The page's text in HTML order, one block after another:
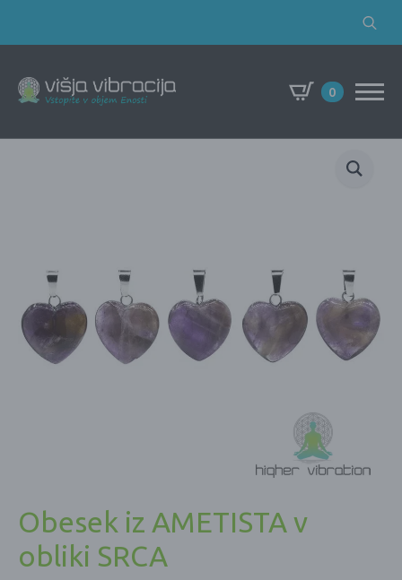
Search
0
Obesek iz AMETISTA v
obliki SRCA